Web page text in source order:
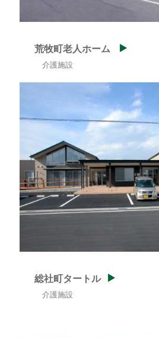
荒牧町老人ホーム
介護施設
総社町タートル
介護施設